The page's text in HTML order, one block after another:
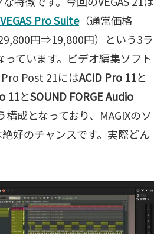
VEGAS Pro Suite（通常価格
29,800円⇒19,800円）という3ラ
ています。ビデオ編集ソフト
Post 21にはACID Pro 11と
11とSOUND FORGE Audio
成となっており、MAGIXのソ
好のチャンスです。実際どん